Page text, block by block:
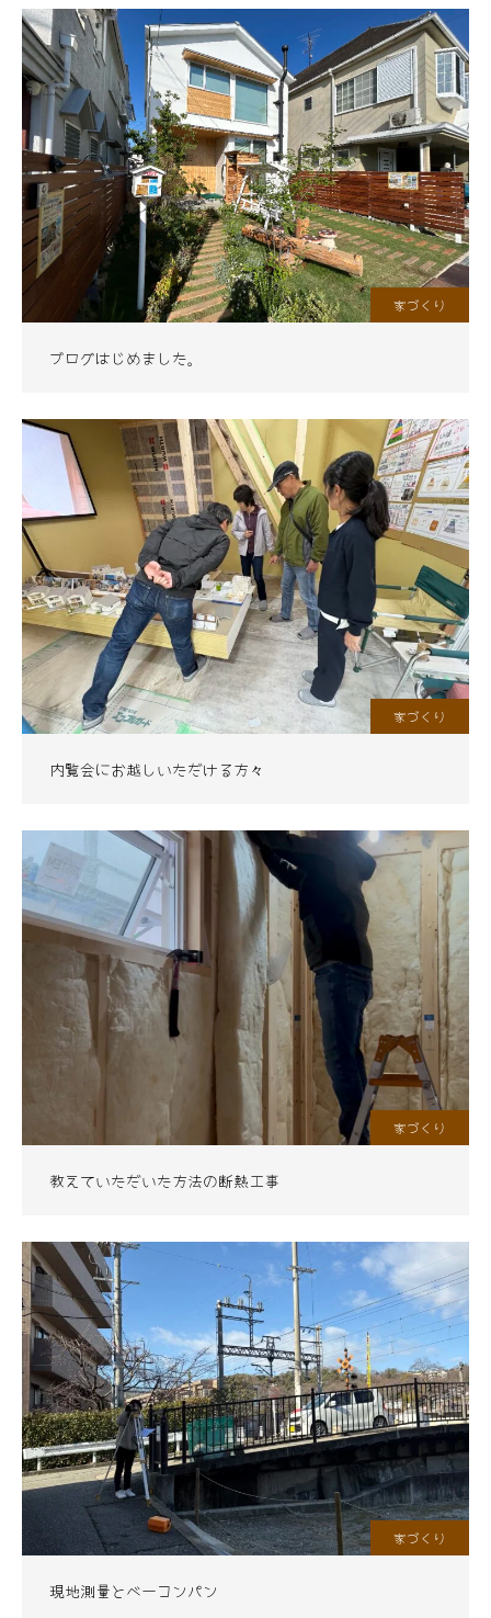
家づくり
ブログはじめました。
家づくり
内覧会にお越しいただける方々
家づくり
教えていただいた方法の断熱工事
家づくり
現地測量とベーコンパン